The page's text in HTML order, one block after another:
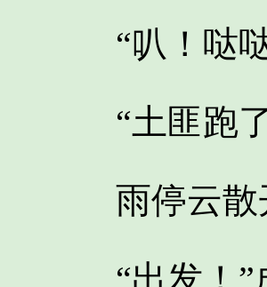
“叭！哒哒
“土匪跑了
雨停云散
“出发！”